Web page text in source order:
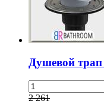
Душевой
2 261